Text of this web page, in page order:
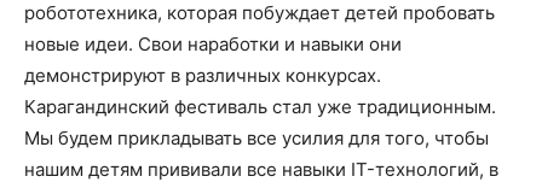
робототехника, которая побуждает детей пробовать
новые идеи. Свои наработки и навыки они
демонстрируют в различных конкурсах.
Карагандинский фестиваль стал уже традиционным.
Мы будем прикладывать все усилия для того, чтобы
нашим детям прививали все навыки IT-технологий, в